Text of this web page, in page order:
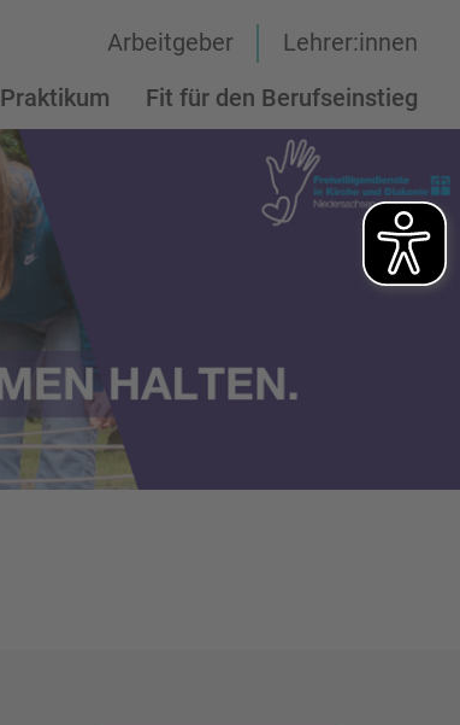
Praktikum Fit für den Berufseinstieg
Arbeitgeber Lehrer:innen